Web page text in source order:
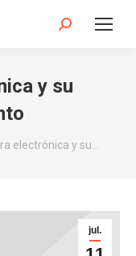
Search:
y su
electrónica y su…
jul.